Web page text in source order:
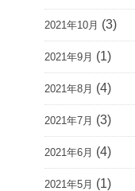
2021年10月 (3)
2021年9月 (1)
2021年8月 (4)
2021年7月 (3)
2021年6月 (4)
2021年5月 (1)